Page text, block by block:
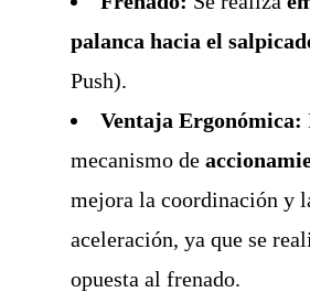
palanca hacia el
Push).
Ventaja Ergonómica:
mecanismo de
mejora la coordinación y
aceleración, ya que se
opuesta al frenado.